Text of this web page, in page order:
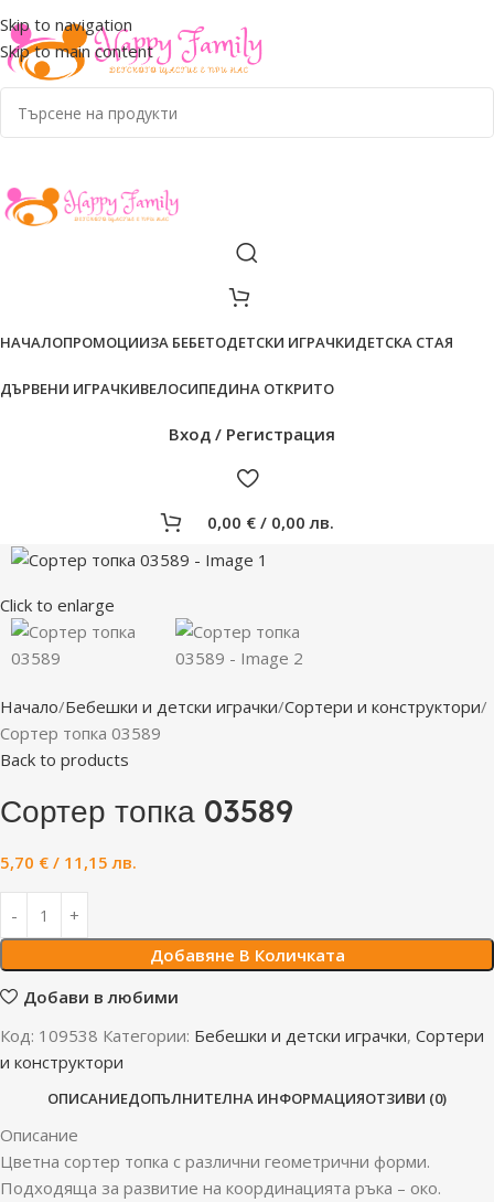
Skip to navigation
Skip to main content
НАЧАЛОПРОМОЦИИЗА БЕБЕТОДЕТСКИ ИГРАЧКИДЕТСКА СТАЯ
ДЪРВЕНИ ИГРАЧКИВЕЛОСИПЕДИНА ОТКРИТО
Вход / Регистрация
0,00 € / 0,00 лв.
Click to enlarge
Начало Бебешки и детски играчки Сортери и конструктори
Сортер топка 03589
Back to products
Сортер топка 03589
5,70 € / 11,15 лв.
Добавяне В Количката
Добави в любими
Код: 109538 Категории: Бебешки и детски играчки, Сортери
и конструктори
ОПИСАНИЕДОПЪЛНИТЕЛНА ИНФОРМАЦИЯОТЗИВИ (0)
Описание
Цветна сортер топка с различни геометрични форми.
Подходяща за развитие на координацията ръка – око.